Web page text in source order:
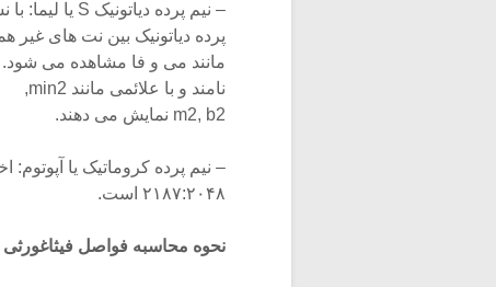
پرده دیاتونیک بین نت های غیر
مانند می و فا مشاهده می
نامند و با علائمی مانند min2,
m2, b2 نمایش می دهند.
۲۱۸۷:۲۰۴۸ است.
نحوه محاسبه فواصل فیثاغورثی